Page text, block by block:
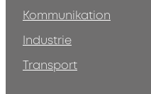
Kommunikation
Industrie
Transport